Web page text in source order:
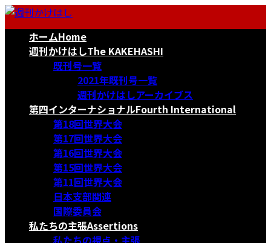
コ
ナ
ホームHome
週刊かけはしThe KAKEHASHI
既刊号一覧
2021年既刊号一覧
週刊かけはしアーカイブス
第四インターナショナルFourth International
第18回世界大会
第17回世界大会
第16回世界大会
第15回世界大会
第11回世界大会
日本支部関連
国際委員会
私たちの主張Assertions
私たちの視点・主張